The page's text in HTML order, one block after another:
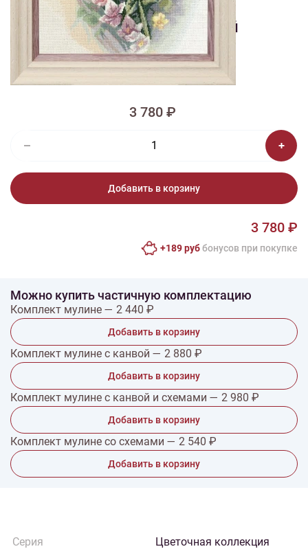
Вышивка ЦК-019 Цветочный
ноктюрн
Есть электронная схема
3 780 ₽
Добавить в корзину
3 780 ₽
+189 руббонусов при покупке
Можно купить частичную комплектацию
Комплект мулине — 2 440 ₽
Добавить в корзину
Комплект мулине с канвой — 2 880 ₽
Добавить в корзину
Комплект мулине с канвой и схемами — 2 980 ₽
Добавить в корзину
Комплект мулине со схемами — 2 540 ₽
Добавить в корзину
Серия
Цветочная коллекция